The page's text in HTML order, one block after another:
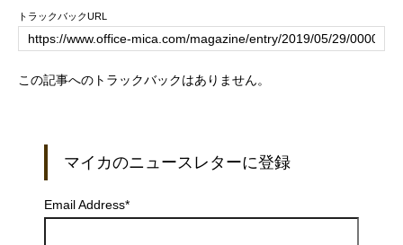
トラックバックURL
この記事へのトラックバックはありません。
マイカのニュースレターに登録
Email Address*